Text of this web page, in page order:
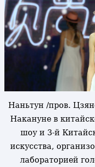
Наньтун /пров.
Накануне в
шоу и 3-й
искусства,
лабораторией